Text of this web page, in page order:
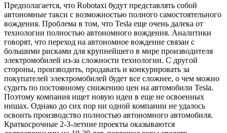
Предполагается, что Robotaxi будут представлять собой
автономные такси с возможностью полного самостоятельного
вождения. Проблема в том, что Tesla еще очень далека от
технологии полностью автономного вождения. Аналитики
говорят, что переход на автономное вождение связан с
большими рисками для крупнейшего в мире производителя
электромобилей из-за сложности технологии. С другой
стороны, производить, продавать и конкурировать за
покупателей электромобилей будет все сложнее, о чем можно
судить по постоянному снижению цен на автомобили Tesla.
Поэтому компания ищет новую идеи в еще не освоенных
нишах. Однако до сих пор ни одной компании не удалось
освоить производство полностью автономного автомобиля.
Краткосрочные 2-3-летние проекты оказываются